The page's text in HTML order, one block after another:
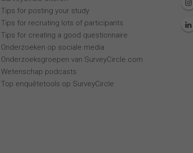
Tips for posting your study
Tips for recruiting lots of participants
Tips for creating a good questionnaire
Onderzoeken op sociale media
Onderzoeksgroepen van SurveyCircle.com
Wetenschap podcasts
Top enquêtetools op SurveyCircle